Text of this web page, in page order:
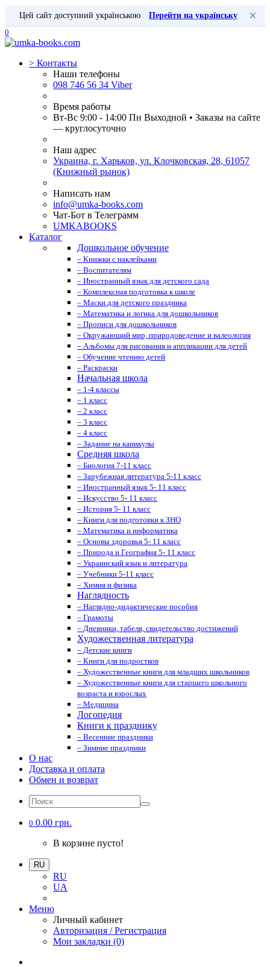
Цей сайт доступний українською Перейти на українську ×
0
> Контакты
Наши телефоны
098 746 56 34 Viber
Время работы
Вт-Вс 9:00 - 14:00 Пн Выходной • Заказы на сайте
— круглосуточно
Наш адрес
Украина, г. Харьков, ул. Клочковская, 28, 61057
(Книжный рынок)
Написать нам
info@umka-books.com
Чат-Бот в Телеграмм
UMKABOOKS
Каталог
Дошкольное обучение
– Книжки с наклейками
– Воспитателям
– Иностранный язык для детского сада
– Комплексная подготовка к школе
– Маски для детского праздника
– Математика и логика для дошкольников
– Прописи для дошкольников
– Окружающий мир, природоведение и валеология
– Альбомы для рисования и аппликации для детей
– Обучение чтению детей
– Раскраски
Начальная школа
– 1-4 классы
– 1 класс
– 2 класс
– 3 класс
– 4 класс
– Задание на каникулы
Средняя школа
– Биология 7-11 класс
– Зарубежная литература 5-11 класс
– Иностранный язык 5- 11 класс
– Искусство 5- 11 класс
– История 5- 11 класс
– Книги для подготовки к ЗНО
– Математика и информатика
– Основы здоровья 5- 11 класс
– Природа и География 5- 11 класс
– Украинский язык и литература
– Учебники 5-11 класс
– Химия и физика
Наглядность
– Наглядно-дидактические пособия
– Грамоты
– Дневники, табеля, свидетельство достижений
Художественная литература
– Детские книги
– Книги для подростков
– Художественные книги для младших школьников
– Художественные книги для старшего школьного
возраста и взрослых
– Медицина
Логопедия
Книги к празднику
– Весенние праздники
– Зимние праздники
О нас
Доставка и оплата
Обмен и возврат
0 0.00 грн.
В корзине пусто!
RU
RU
UA
Меню
Личный кабинет
Авторизация / Регистрация
Мои закладки (0)